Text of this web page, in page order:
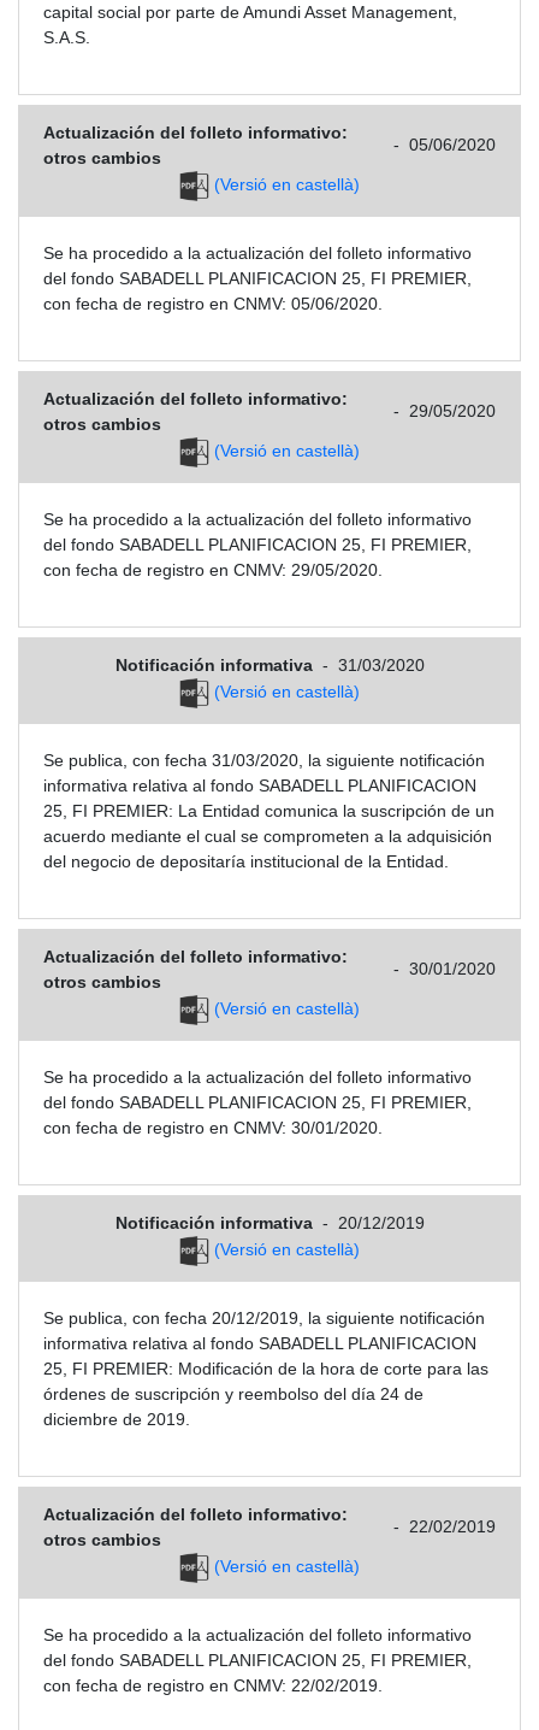
capital social por parte de Amundi Asset Management,
S.A.S.
Actualización del folleto informativo:
otros cambios
- 05/06/2020
(Versió en castellà)
Se ha procedido a la actualización del folleto informativo
del fondo SABADELL PLANIFICACION 25, FI PREMIER,
con fecha de registro en CNMV: 05/06/2020.
Actualización del folleto informativo:
otros cambios
- 29/05/2020
(Versió en castellà)
Se ha procedido a la actualización del folleto informativo
del fondo SABADELL PLANIFICACION 25, FI PREMIER,
con fecha de registro en CNMV: 29/05/2020.
Notificación informativa - 31/03/2020
(Versió en castellà)
Se publica, con fecha 31/03/2020, la siguiente notificación
informativa relativa al fondo SABADELL PLANIFICACION
25, FI PREMIER: La Entidad comunica la suscripción de un
acuerdo mediante el cual se comprometen a la adquisición
del negocio de depositaría institucional de la Entidad.
Actualización del folleto informativo:
otros cambios
- 30/01/2020
(Versió en castellà)
Se ha procedido a la actualización del folleto informativo
del fondo SABADELL PLANIFICACION 25, FI PREMIER,
con fecha de registro en CNMV: 30/01/2020.
Notificación informativa -
20/12/2019
(Versió en castellà)
Se publica, con fecha 20/12/2019, la siguiente notificación
informativa relativa al fondo SABADELL PLANIFICACION
25, FI PREMIER: Modificación de la hora de corte para las
órdenes de suscripción y reembolso del día 24 de
diciembre de 2019.
Actualización del folleto informativo:
otros cambios
- 22/02/2019
(Versió en castellà)
Se ha procedido a la actualización del folleto informativo
del fondo SABADELL PLANIFICACION 25, FI PREMIER,
con fecha de registro en CNMV: 22/02/2019.